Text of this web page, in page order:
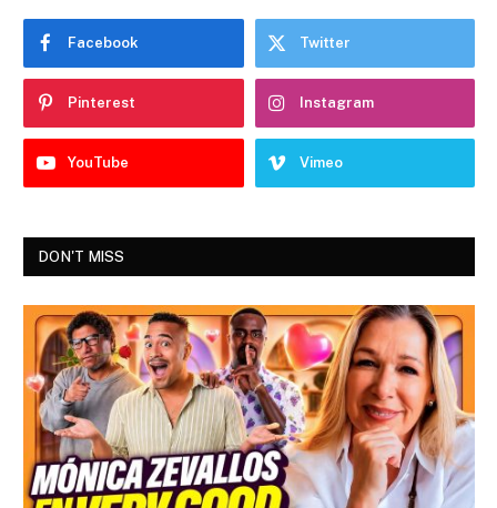
Facebook Twitter
Pinterest Instagram
YouTube Vimeo
DON'T MISS